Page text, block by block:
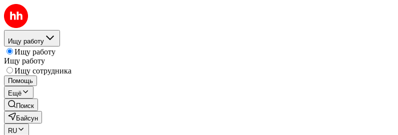
Ищу работу
Ищу работу
Ищу работу
Ищу сотрудника
Помощь
Ещё
Поиск
Байсун
RU